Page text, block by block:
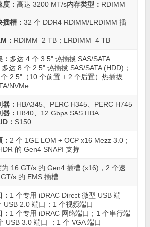
： 高达 3200 MT/s内存类型： RDIMM
插槽： 32 个 DDR4 RDIMM/LRDIMM 插
： RDIMM 2 TB；LRDIMM 4 TB
多达 4 个 3.5" 热插拔 SAS/SATA
达 8 个 2.5" 热插拔 SAS/SATA (HDD)；
2.5"（10 个前置 + 2 个后置）热插拔
NVMe
器： HBA345、PERC H345、PERC H745
： H840、12 Gbps SAS HBA
： S150
2 个 1GE LOM + OCP x16 Mezz 3.0；
的 Gen4 SNAPI 支持
为 16 GT/s 的 Gen4 插槽 (x16)，2 个速
s 的 EMS 插槽
1 个专用 iDRAC Direct 微型 USB 端
USB 2.0 端口；1 个视频端口
1 个专用 iDRAC 网络端口；1 个串行端
USB 3.0 端口 ；1 个 VGA 端口